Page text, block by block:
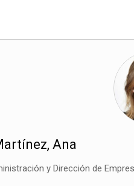
Ana
y Dirección de